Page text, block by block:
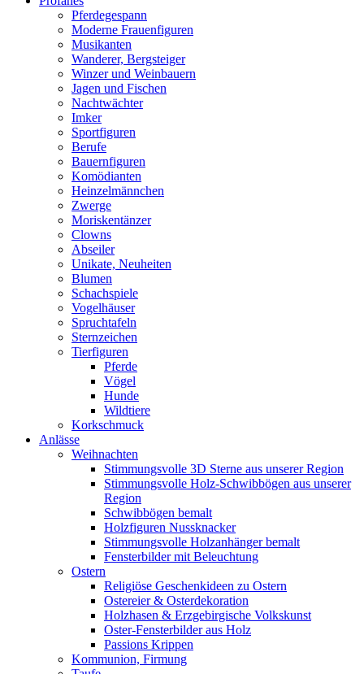
Pferdegespann
Moderne Frauenfiguren
Musikanten
Wanderer, Bergsteiger
Winzer und Weinbauern
Jagen und Fischen
Nachtwächter
Imker
Sportfiguren
Berufe
Bauernfiguren
Komödianten
Heinzelmännchen
Zwerge
Moriskentänzer
Clowns
Abseiler
Unikate, Neuheiten
Blumen
Schachspiele
Vogelhäuser
Spruchtafeln
Sternzeichen
Tierfiguren
Pferde
Vögel
Hunde
Wildtiere
Korkschmuck
Anlässe
Weihnachten
Stimmungsvolle 3D Sterne aus unserer Region
Stimmungsvolle Holz-Schwibbögen aus unserer
Region
Schwibbögen bemalt
Holzfiguren Nussknacker
Stimmungsvolle Holzanhänger bemalt
Fensterbilder mit Beleuchtung
Ostern
Religiöse Geschenkideen zu Ostern
Ostereier & Osterdekoration
Holzhasen & Erzgebirgische Volkskunst
Oster-Fensterbilder aus Holz
Passions Krippen
Kommunion, Firmung